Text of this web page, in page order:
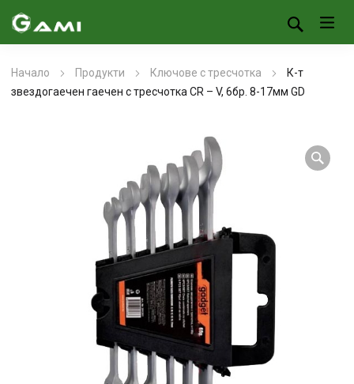
Начало Продукти Ключове с тресчотка
К-т
звездогаечен гаечен с тресчотка CR – V, 6бр. 8-17мм GD